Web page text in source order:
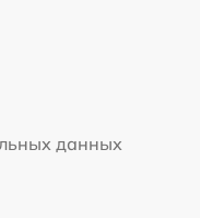
данных